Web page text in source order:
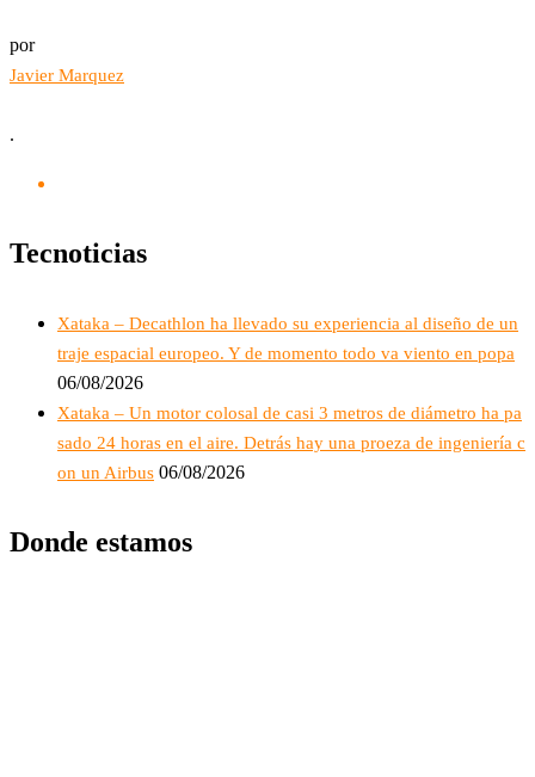
por
Javier Marquez
.
Tecnoticias
Xataka – Decathlon ha llevado su experiencia al diseño de un
traje espacial europeo. Y de momento todo va viento en popa
06/08/2026
Xataka – Un motor colosal de casi 3 metros de diámetro ha pa
sado 24 horas en el aire. Detrás hay una proeza de ingeniería c
on un Airbus 06/08/2026
Donde estamos